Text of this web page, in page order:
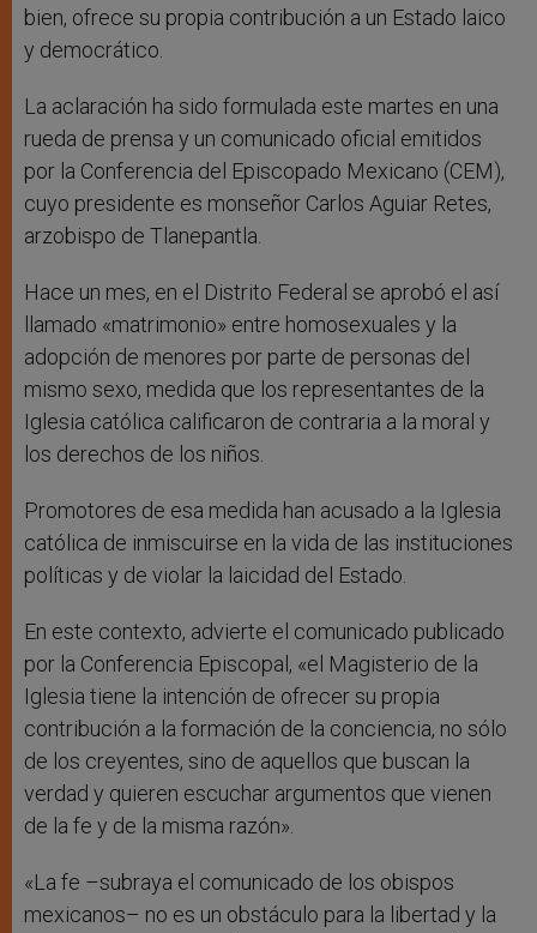
bien, ofrece su propia contribución a un Estado laico
y democrático.
La aclaración ha sido formulada este martes en una
rueda de prensa y un comunicado oficial emitidos
por la Conferencia del Episcopado Mexicano (CEM),
cuyo presidente es monseñor Carlos Aguiar Retes,
arzobispo de Tlanepantla.
Hace un mes, en el Distrito Federal se aprobó el así
llamado «matrimonio» entre homosexuales y la
adopción de menores por parte de personas del
mismo sexo, medida que los representantes de la
Iglesia católica calificaron de contraria a la moral y
los derechos de los niños.
Promotores de esa medida han acusado a la Iglesia
católica de inmiscuirse en la vida de las instituciones
políticas y de violar la laicidad del Estado.
En este contexto, advierte el comunicado publicado
por la Conferencia Episcopal, «el Magisterio de la
Iglesia tiene la intención de ofrecer su propia
contribución a la formación de la conciencia, no sólo
de los creyentes, sino de aquellos que buscan la
verdad y quieren escuchar argumentos que vienen
de la fe y de la misma razón».
«La fe –subraya el comunicado de los obispos
mexicanos– no es un obstáculo para la libertad y la